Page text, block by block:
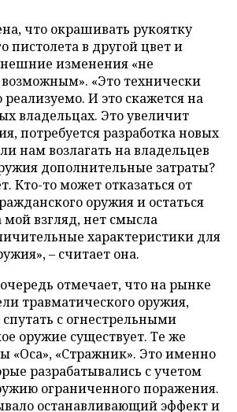
что окрашивать рукоятку
пистолета в другой цвет и
изменения «не
возможным». «Это технически
И это скажется на
владельцах. Это увеличит
потребуется разработка новых
нам возлагать на владельцев
дополнительные затраты?
Кто-то может отказаться от
оружия и остаться
взгляд, нет смысла
характеристики для
– считает она.
отмечает, что на рынке
травматического оружия,
с огнестрельными
оружие существует. Те же
«Оса», «Стражник». Это именно
разрабатывались с учетом
ограниченного поражения.
останавливающий эффект и